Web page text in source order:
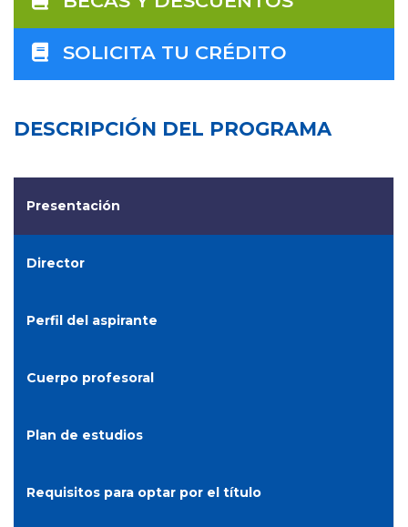
SOLICITA TU CRÉDITO
DESCRIPCIÓN DEL PROGRAMA
Presentación
Director
Perfil del aspirante
Cuerpo profesoral
Plan de estudios
Requisitos para optar por el título